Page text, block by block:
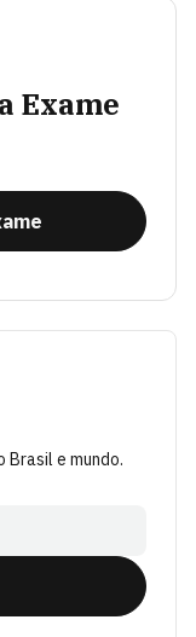
Exame
e mundo.